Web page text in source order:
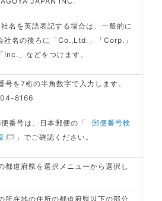
名を英語表記する場合は、一般的に
社名の後ろに「Co.,Ltd.」「Corp.」
「Inc.」などをつけます。
号を7桁の半角数字で入力します。
8166
番号は、日本郵便の「
郵便番号検
」でご確認ください。
都道府県を選択メニューから選択し
所在地の住所の都道府県以下の部分